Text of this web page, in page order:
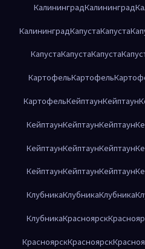
КалининградКалининград
КалининградКапустаКапуста
КапустаКапустаКапуста
КартофельКартофель
КартофельКейптаунКейптаун
КейптаунКейптаунКейптаун
КейптаунКейптаунКейптаун
КейптаунКейптаунКейптаун
КлубникаКлубникаКлубника
КлубникаКрасноярск
КрасноярскКрасноярск